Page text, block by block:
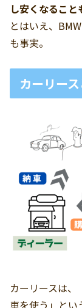
し安くなること
とはいえ、BMW
も事実。
カーリー
カーリースは
車を使う」とい